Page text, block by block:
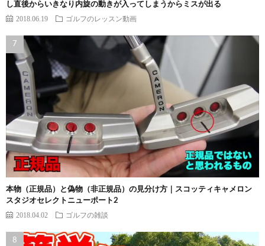
し直後からいきなり内旋の動きが入ってしまうからミスが出る
2018.06.19 ゴルフのレッスン動画
本物（正規品）と偽物（非正規品）の見分け方｜スコッティキャメロン
スタジオセレクトニューポート2
2018.04.02 ゴルフの雑談